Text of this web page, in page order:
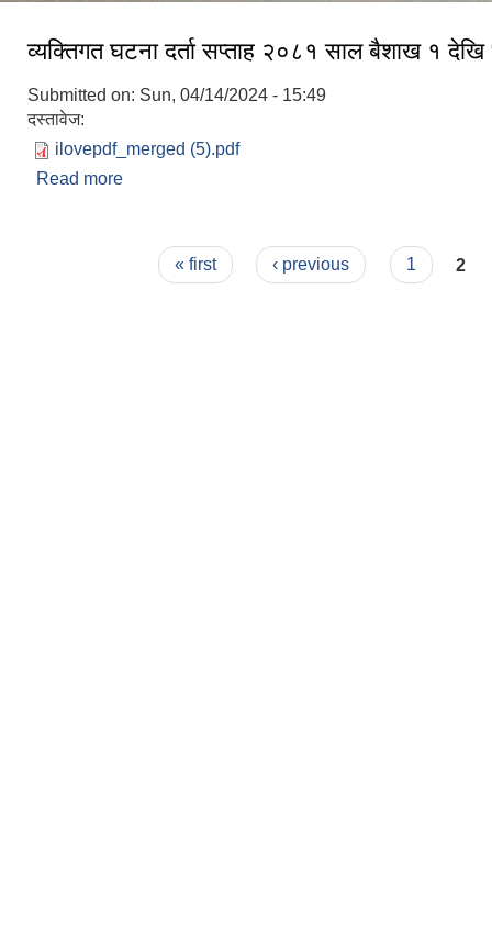
व्यक्तिगत घटना दर्ता सप्ताह २०८१ साल बैशाख १
Submitted on: Sun, 04/14/2024 - 15:49
दस्तावेज:
ilovepdf_merged (5).pdf
Read more
« first ‹ previous 1 2